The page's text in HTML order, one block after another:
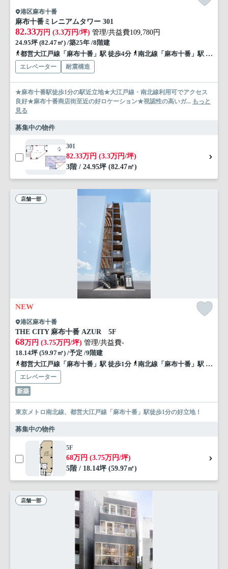
港区麻布十番
麻布十番ミレニアムタワー 301
82.33万円 (3.3万円/坪) 管理/共益費109,780円
24.95坪 (82.47㎡) /築25年 /8階建
都営大江戸線「麻布十番」駅 徒歩4分
南北線「麻布十番」駅 徒歩4分
エレベーター 耐震構造
★麻布十番駅徒歩1分の駅近立地★大江戸線・南北線利用可でアクセス
良好★麻布十番商店街至近の好ロケーション★視認性の高いガ... もっと
見る
募集中の物件
301
82.33万円 (3.3万円/坪)
3階 / 24.95坪 (82.47㎡)
店舗一部
NEW
港区麻布十番
THE CITY 麻布十番 AZUR 5F
68万円 (3.75万円/坪) 管理/共益費-
18.14坪 (59.97㎡) /予定 /9階建
都営大江戸線「麻布十番」駅 徒歩1分
南北線「麻布十番」駅 徒歩1分
エレベーター
新築
東京メトロ南北線、都営大江戸線「麻布十番」駅徒歩1分の好立地！
募集中の物件
5F
68万円 (3.75万円/坪)
5階 / 18.14坪 (59.97㎡)
店舗一部